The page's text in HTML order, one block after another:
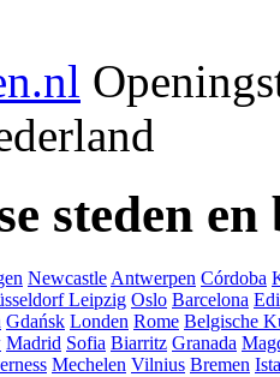
steden en
Newcastle Antwerpen Córdoba
Leipzig Oslo Barcelona
Gdańsk Londen Rome Belgische
Madrid Sofia Biarritz Granada
Mechelen Vilnius Bremen